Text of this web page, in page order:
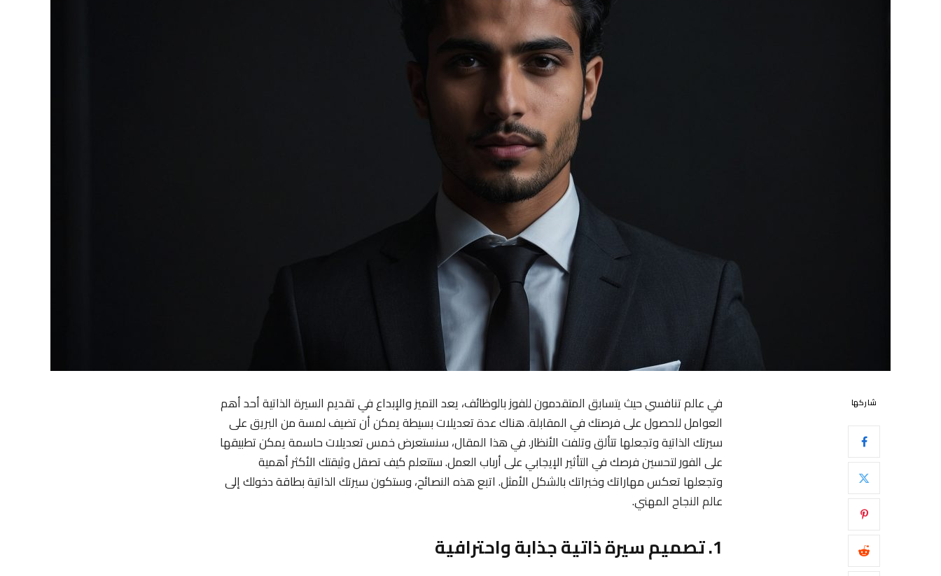
شاركها
في عالم تنافسي حيث يتسابق المتقدمون للفوز بالوظائف، يعد التميز والإبداع في تقديم السيرة الذاتية أحد أهم
العوامل للحصول على فرصتك في المقابلة. هناك عدة تعديلات بسيطة يمكن أن تضيف لمسة من البريق على
سيرتك الذاتية وتجعلها تتألق وتلفت الأنظار. في هذا المقال، سنستعرض خمس تعديلات حاسمة يمكن تطبيقها
على الفور لتحسين فرصك في التأثير الإيجابي على أرباب العمل. ستتعلم كيف تصقل وثيقتك الأكثر أهمية
وتجعلها تعكس مهاراتك وخبراتك بالشكل الأمثل. اتبع هذه النصائح، وستكون سيرتك الذاتية بطاقة دخولك إلى
عالم النجاح المهني.
1. تصميم سيرة ذاتية جذابة واحترافية